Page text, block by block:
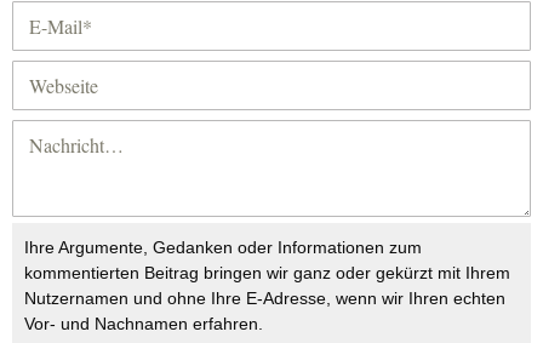
Ihre Argumente, Gedanken oder Informationen zum
kommentierten Beitrag bringen wir ganz oder gekürzt mit Ihrem
Nutzernamen und ohne Ihre E-Adresse, wenn wir Ihren echten
Vor- und Nachnamen erfahren.